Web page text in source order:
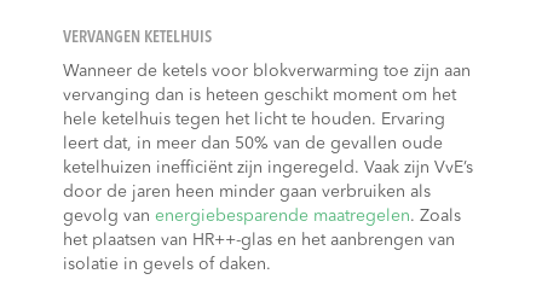
VERVANGEN KETELHUIS
Wanneer de ketels voor blokverwarming toe zijn aan
vervanging dan is heteen geschikt moment om het
hele ketelhuis tegen het licht te houden. Ervaring
leert dat, in meer dan 50% van de gevallen oude
ketelhuizen inefficiënt zijn ingeregeld. Vaak zijn VvE’s
door de jaren heen minder gaan verbruiken als
gevolg vanenergiebesparende maatregelen. Zoals
het plaatsen van HR++-glas en het aanbrengen van
isolatie in gevels of daken.